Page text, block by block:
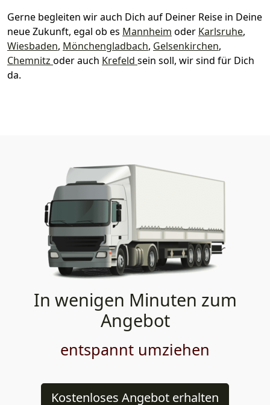
Gerne begleiten wir auch Dich auf Deiner Reise in Deine
neue Zukunft, egal ob es Mannheim oder Karlsruhe,
Wiesbaden, Mönchen­gladbach, Gelsenkirchen,
Chemnitz oder auch Krefeld sein soll, wir sind für Dich
da.
In wenigen Minuten zum
Angebot
entspannt umziehen
Kostenloses Angebot erhalten